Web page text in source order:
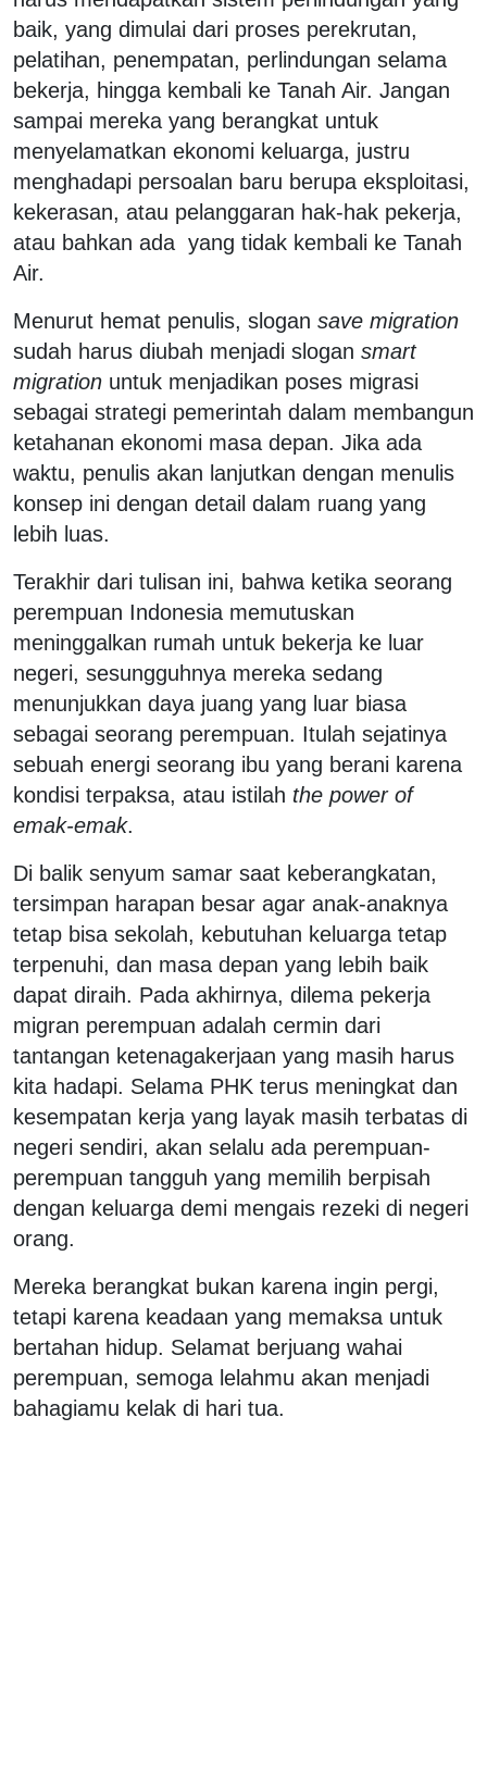
baik, yang dimulai dari proses perekrutan,
pelatihan, penempatan, perlindungan selama
bekerja, hingga kembali ke Tanah Air. Jangan
sampai mereka yang berangkat untuk
menyelamatkan ekonomi keluarga, justru
menghadapi persoalan baru berupa eksploitasi,
kekerasan, atau pelanggaran hak-hak pekerja,
atau bahkan ada yang tidak kembali ke Tanah
Air.
Menurut hemat penulis, slogan save migration
sudah harus diubah menjadi slogan smart
migration untuk menjadikan poses migrasi
sebagai strategi pemerintah dalam membangun
ketahanan ekonomi masa depan. Jika ada
waktu, penulis akan lanjutkan dengan menulis
konsep ini dengan detail dalam ruang yang
lebih luas.
Terakhir dari tulisan ini, bahwa ketika seorang
perempuan Indonesia memutuskan
meninggalkan rumah untuk bekerja ke luar
negeri, sesungguhnya mereka sedang
menunjukkan daya juang yang luar biasa
sebagai seorang perempuan. Itulah sejatinya
sebuah energi seorang ibu yang berani karena
kondisi terpaksa, atau istilah the power of
emak-emak.
Di balik senyum samar saat keberangkatan,
tersimpan harapan besar agar anak-anaknya
tetap bisa sekolah, kebutuhan keluarga tetap
terpenuhi, dan masa depan yang lebih baik
dapat diraih. Pada akhirnya, dilema pekerja
migran perempuan adalah cermin dari
tantangan ketenagakerjaan yang masih harus
kita hadapi. Selama PHK terus meningkat dan
kesempatan kerja yang layak masih terbatas di
negeri sendiri, akan selalu ada perempuan-
perempuan tangguh yang memilih berpisah
dengan keluarga demi mengais rezeki di negeri
orang.
Mereka berangkat bukan karena ingin pergi,
tetapi karena keadaan yang memaksa untuk
bertahan hidup. Selamat berjuang wahai
perempuan, semoga lelahmu akan menjadi
bahagiamu kelak di hari tua.